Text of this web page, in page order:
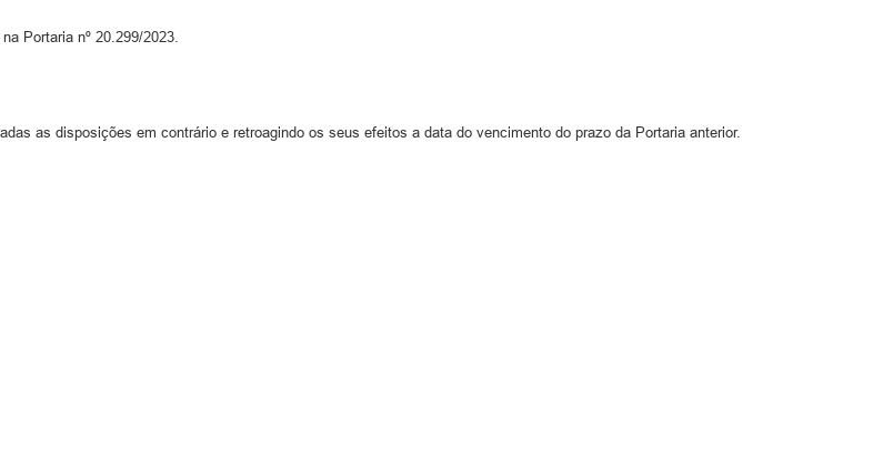
Portaria nº 20.299/2023.
as disposições em contrário e retroagindo os seus efeitos a data do vencimento do prazo da Portaria anterior.